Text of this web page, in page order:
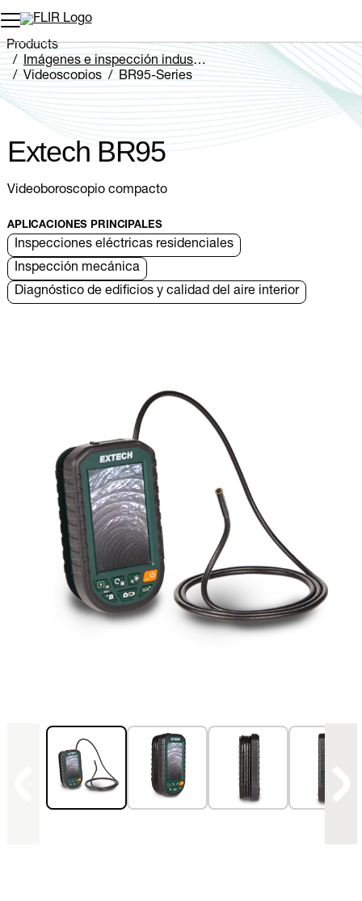
Products
Imágenes e inspección industriales
Videoscopios
BR95-Series
Extech BR95
Extech BR95
Videoboroscopio compacto
APLICACIONES PRINCIPALES
Inspecciones eléctricas residenciales
Inspección mecánica
Diagnóstico de edificios y calidad del aire interior